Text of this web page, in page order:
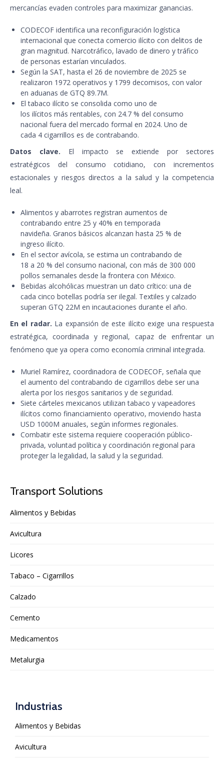
mercancías evaden controles para maximizar ganancias.
CODECOF identifica una reconfiguración logística
internacional que conecta comercio ilícito con delitos de
gran magnitud. Narcotráfico, lavado de dinero y tráfico
de personas estarían vinculados.
Según la SAT, hasta el 26 de noviembre de 2025 se
realizaron 1972 operativos y 1799 decomisos, con valor
en aduanas de GTQ 89.7M.
El tabaco ilícito se consolida como uno de
los ilícitos más rentables, con 24.7 % del consumo
nacional fuera del mercado formal en 2024. Uno de
cada 4 cigarrillos es de contrabando.
Datos clave. El impacto se extiende por sectores
estratégicos del consumo cotidiano, con incrementos
estacionales y riesgos directos a la salud y la competencia
leal.
Alimentos y abarrotes registran aumentos de
contrabando entre 25 y 40% en temporada
navideña. Granos básicos alcanzan hasta 25 % de
ingreso ilícito.
En el sector avícola, se estima un contrabando de
18 a 20 % del consumo nacional, con más de 300 000
pollos semanales desde la frontera con México.
Bebidas alcohólicas muestran un dato crítico: una de
cada cinco botellas podría ser ilegal. Textiles y calzado
superan GTQ 22M en incautaciones durante el año.
En el radar. La expansión de este ilícito exige una respuesta
estratégica, coordinada y regional, capaz de enfrentar un
fenómeno que ya opera como economía criminal integrada.
Muriel Ramírez, coordinadora de CODECOF, señala que
el aumento del contrabando de cigarrillos debe ser una
alerta por los riesgos sanitarios y de seguridad.
Siete cárteles mexicanos utilizan tabaco y vapeadores
ilícitos como financiamiento operativo, moviendo hasta
USD 1000M anuales, según informes regionales.
Combatir este sistema requiere cooperación público-
privada, voluntad política y coordinación regional para
proteger la legalidad, la salud y la seguridad.
Transport Solutions
Alimentos y Bebidas
Avicultura
Licores
Tabaco – Cigarrillos
Calzado
Cemento
Medicamentos
Metalurgia
Industrias
Alimentos y Bebidas
Avicultura